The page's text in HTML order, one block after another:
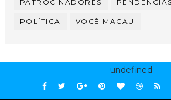
PATROCINADORES
POLÍTICA VOCÊ MACAU
undefined